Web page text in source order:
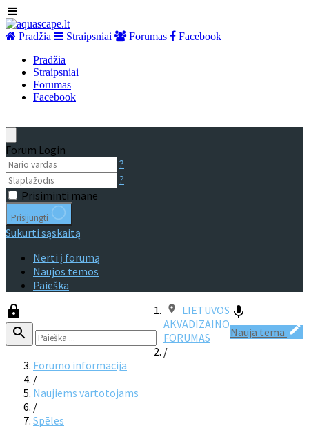
Pradžia Straipsniai Forumas
Facebook
Pradžia
Straipsniai
Forumas
Facebook
Forum Login
?
?
Prisiminti mane
Prisijungti
Sukurti sąskaitą
Nerti į forumą
Naujos temos
Paieška
Nauja tema
LIETUVOS
AKVADIZAINO
FORUMAS
/
Forumo informacija
/
Naujiems vartotojams
/
Spēles